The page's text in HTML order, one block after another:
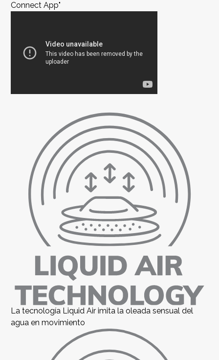
Connect App"
La tecnología Liquid Air imita la oleada sensual del
agua en movimiento